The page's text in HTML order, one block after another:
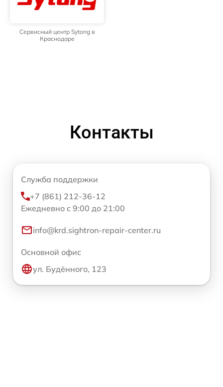
Сервисный центр Sytong в
Краснодаре
Контакты
Служба поддержки
+7 (861) 212-36-12
Ежедневно с 9:00 до 21:00
info@krd.sightron-repair-center.ru
Основной офис
ул. Будённого, 123